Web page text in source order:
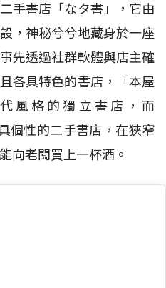
手書店「なタ書」，它由
，神秘兮兮地藏身於一座
先透過社群軟體與店主確
各具特色的書店，「本屋
風格的獨立書店，而
個性的二手書店，在狹窄
向老闆買上一杯酒。